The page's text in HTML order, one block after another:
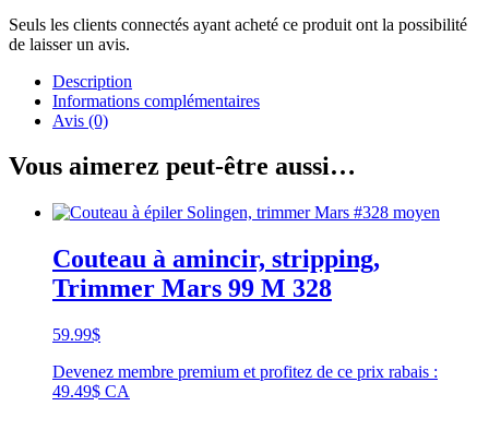
Seuls les clients connectés ayant acheté ce produit ont la possibilité
de laisser un avis.
Description
Informations complémentaires
Avis (0)
Vous aimerez peut-être aussi…
Couteau à amincir, stripping,
Trimmer Mars 99 M 328
59.99$
Devenez membre premium et profitez de ce prix rabais :
49.49$ CA